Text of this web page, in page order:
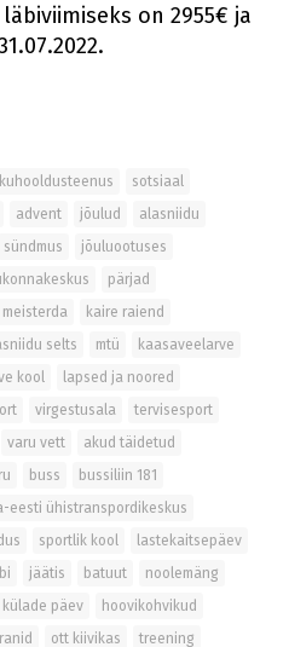
on 2955€ ja
sotsiaal
advent jõulud
alasniidu
sündmus
jõuluootuses
pärjad
meisterda
kaire raiend
selts mtü
kaasaveelarve
kool
lapsed ja noored
virgestusala
tervisesport
varu vett
akud täidetud
buss
bussiliin 181
eesti ühistranspordikeskus
sportlik kool
lastekaitsepäev
jäätis batuut
noolemäng
päev
hoovikohvikud
ott kiivikas
treening